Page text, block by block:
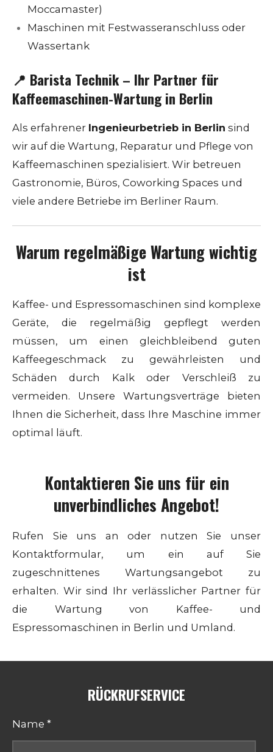
Moccamaster)
Maschinen mit Festwasseranschluss oder
Wassertank
📍 Barista Technik – Ihr Partner für
Kaffeemaschinen-Wartung in Berlin
Als erfahrener Ingenieurbetrieb in Berlin sind
wir auf die Wartung, Reparatur und Pflege von
Kaffeemaschinen spezialisiert. Wir betreuen
Gastronomie, Büros, Coworking Spaces und
viele andere Betriebe im Berliner Raum.
Warum regelmäßige Wartung wichtig
ist
Kaffee- und Espressomaschinen sind komplexe
Geräte, die regelmäßig gepflegt werden
müssen, um einen gleichbleibend guten
Kaffeegeschmack zu gewährleisten und
Schäden durch Kalk oder Verschleiß zu
vermeiden. Unsere Wartungsverträge bieten
Ihnen die Sicherheit, dass Ihre Maschine immer
optimal läuft.
Kontaktieren Sie uns für ein
unverbindliches Angebot!
Rufen Sie uns an oder nutzen Sie unser
Kontaktformular, um ein auf Sie
zugeschnittenes Wartungsangebot zu
erhalten. Wir sind Ihr verlässlicher Partner für
die Wartung von Kaffee- und
Espressomaschinen in Berlin und Umland.
RÜCKRUFSERVICE
Name *